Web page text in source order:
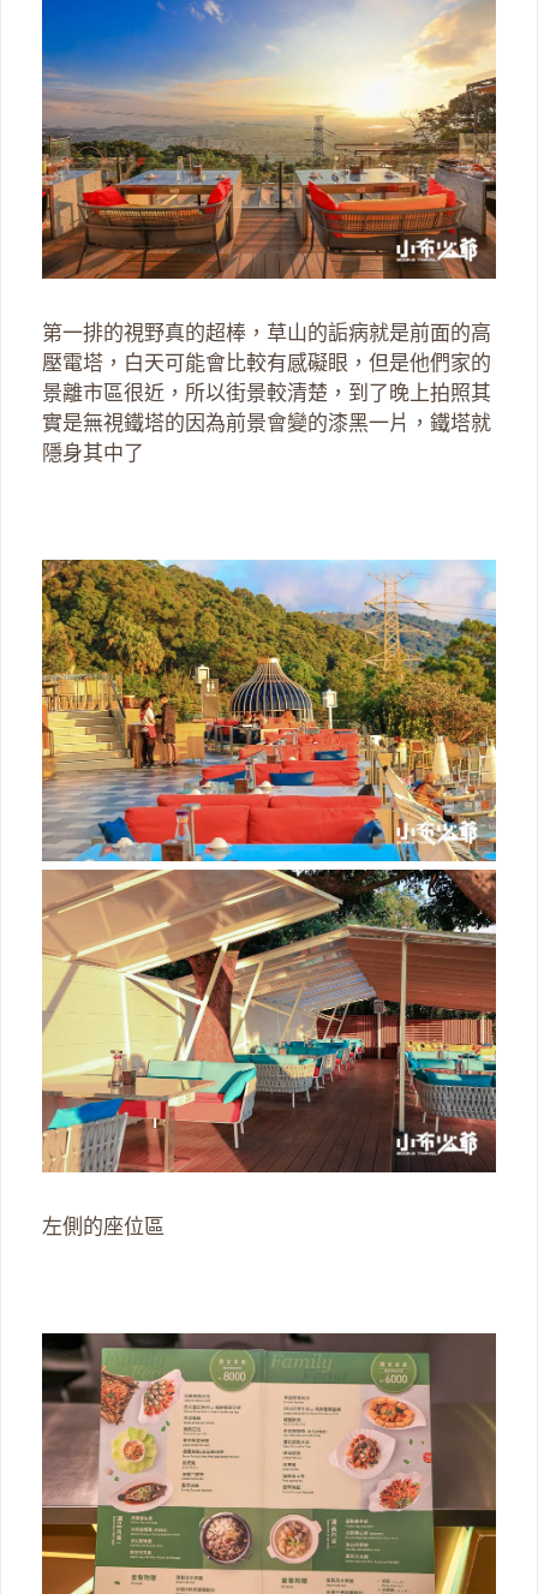
第一排的視野真的超棒，草山的詬病就是前面的高
壓電塔，白天可能會比較有感礙眼，但是他們家的
景離市區很近，所以街景較清楚，到了晚上拍照其
實是無視鐵塔的因為前景會變的漆黑一片，鐵塔就
隱身其中了
左側的座位區